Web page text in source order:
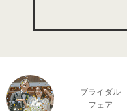
ブライダル
フェア